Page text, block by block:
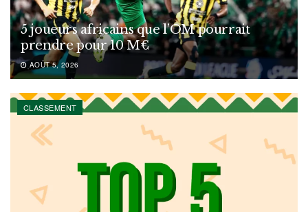
5 joueurs africains que l’OM pourrait
prendre pour 10 M€
AOÛT 5, 2026
CLASSEMENT